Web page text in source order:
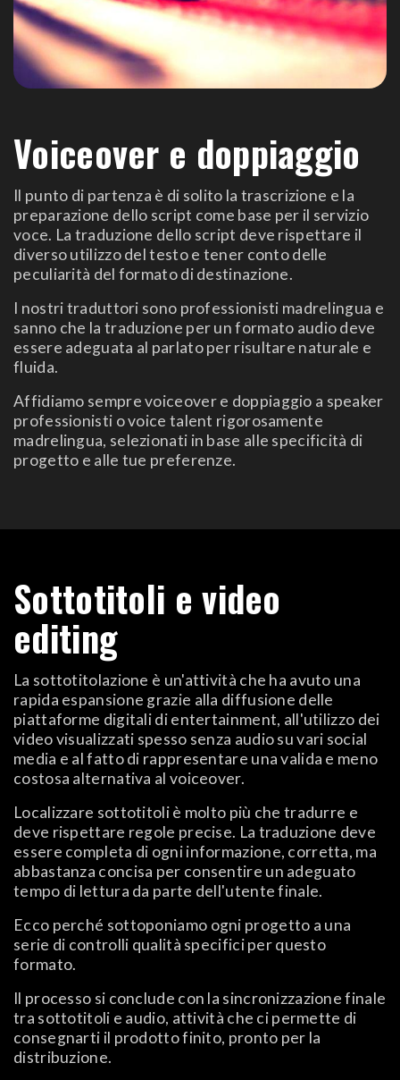
Voiceover e doppiaggio
Il punto di partenza è di solito la trascrizione e la
preparazione dello script come base per il servizio
voce. La traduzione dello script deve rispettare il
diverso utilizzo del testo e tener conto delle
peculiarità del formato di destinazione.
I nostri traduttori sono professionisti madrelingua e
sanno che la traduzione per un formato audio deve
essere adeguata al parlato per risultare naturale e
fluida.
Affidiamo sempre voiceover e doppiaggio a speaker
professionisti o voice talent rigorosamente
madrelingua, selezionati in base alle specificità di
progetto e alle tue preferenze.
Sottotitoli e video
editing
La sottotitolazione è un'attività che ha avuto una
rapida espansione grazie alla diffusione delle
piattaforme digitali di entertainment, all'utilizzo dei
video visualizzati spesso senza audio su vari social
media e al fatto di rappresentare una valida e meno
costosa alternativa al voiceover.
Localizzare sottotitoli è molto più che tradurre e
deve rispettare regole precise. La traduzione deve
essere completa di ogni informazione, corretta, ma
abbastanza concisa per consentire un adeguato
tempo di lettura da parte dell'utente finale.
Ecco perché sottoponiamo ogni progetto a una
serie di controlli qualità specifici per questo
formato.
Il processo si conclude con la sincronizzazione finale
tra sottotitoli e audio, attività che ci permette di
consegnarti il prodotto finito, pronto per la
distribuzione.